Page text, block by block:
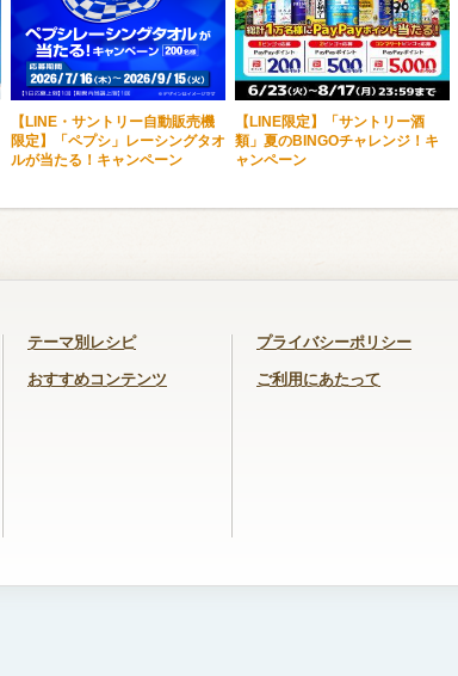
【LINE・サントリー自動販売機
限定】「ペプシ」レーシングタオ
ルが当たる！キャンペーン
【LINE限定】「サントリー酒
類」夏のBINGOチャレンジ！キ
ャンペーン
テーマ別レシピ
おすすめコンテンツ
プライバシーポリシー
ご利用にあたって